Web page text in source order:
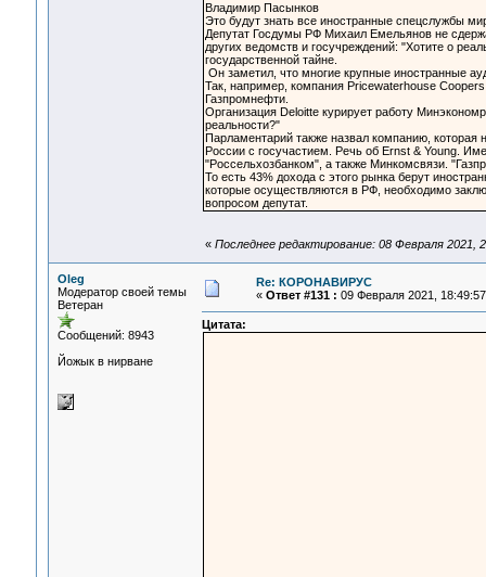
Владимир Пасынков
Это будут знать все иностранные спецслужбы
Депутат Госдумы РФ Михаил Емельянов не
других ведомств и госучреждений: "Хотите о
государственной тайне.
Он заметил, что многие крупные иностранные
Так, например, компания Pricewaterhouse
Газпромнефти.
Организация Deloitte курирует работу
реальности?"
Парламентарий также назвал компанию,
России с госучастием. Речь об Ernst & Young.
"Россельхозбанком", а также Минкомсвязи.
То есть 43% дохода с этого рынка берут
которые осуществляются в РФ, необходимо
вопросом депутат.
« Последнее редактирование: 08 Февраля 2021,
Oleg
Модератор своей темы
Ветеран
Сообщений: 8943
Йожык в нирване
Re: КОРОНАВИРУС
« Ответ #131 : 09 Февраля 2021,
Цитата: